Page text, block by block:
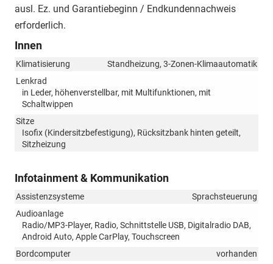
ausl. Ez. und Garantiebeginn / Endkundennachweis
erforderlich.
Innen
Klimatisierung
Standheizung, 3-Zonen-Klimaautomatik
Lenkrad
in Leder, höhenverstellbar, mit Multifunktionen, mit
Schaltwippen
Sitze
Isofix (Kindersitzbefestigung), Rücksitzbank hinten geteilt,
Sitzheizung
Infotainment & Kommunikation
Assistenzsysteme
Sprachsteuerung
Audioanlage
Radio/MP3-Player, Radio, Schnittstelle USB, Digitalradio DAB,
Android Auto, Apple CarPlay, Touchscreen
Bordcomputer
vorhanden